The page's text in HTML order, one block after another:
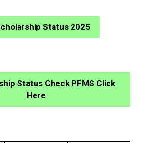
Status 2025
Status Check PFMS Click
Here